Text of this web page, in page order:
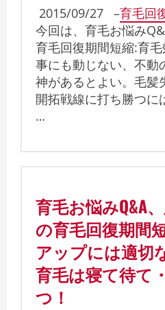
2015/09/27 –育毛回
今回は、育毛お悩み
育毛回復期間短縮:育
事にも動じない、不動
神があるとよい。毛髪
開拓戦線に打ち勝つに
…
育毛お悩みQ&A
の育毛回復期間
アップには適切
育毛は寝て待て
つ！